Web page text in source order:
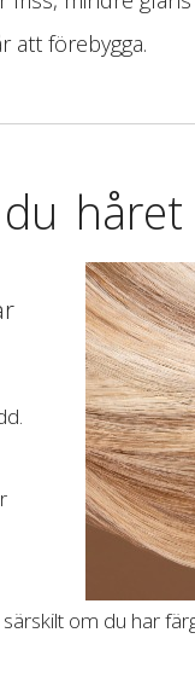
att förebygga.
om du har